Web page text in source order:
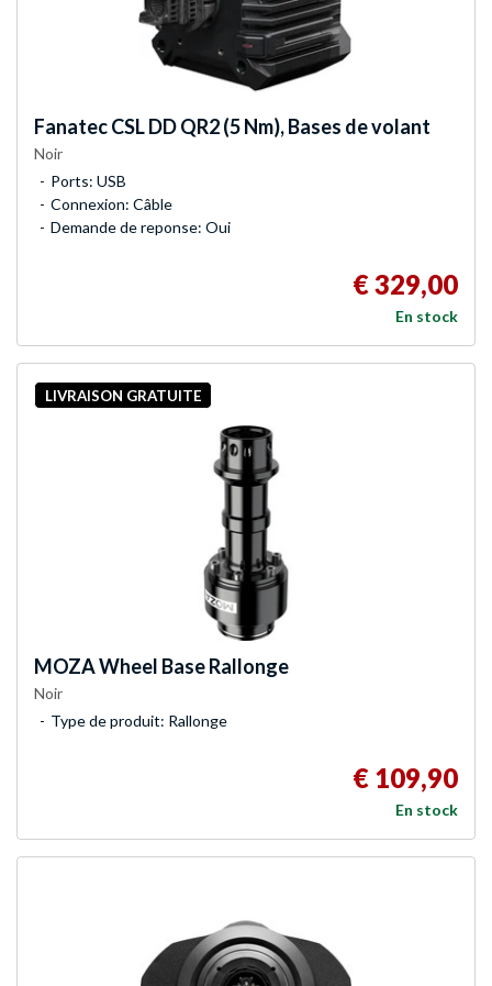
FanatecCSL DD QR2 (5 Nm), Bases de volant
Noir
Ports: USB
Connexion: Câble
Demande de reponse: Oui
€ 329,00
En stock
LIVRAISON GRATUITE
MOZAWheel Base Rallonge
Noir
Type de produit: Rallonge
€ 109,90
En stock